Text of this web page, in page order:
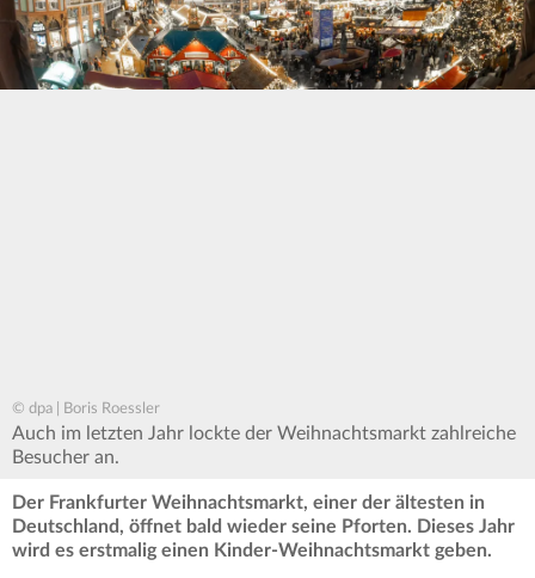
© dpa | Boris Roessler
Auch im letzten Jahr lockte der Weihnachtsmarkt zahlreiche
Besucher an.
Der Frankfurter Weihnachtsmarkt, einer der ältesten in
Deutschland, öffnet bald wieder seine Pforten. Dieses Jahr
wird es erstmalig einen Kinder-Weihnachtsmarkt geben.